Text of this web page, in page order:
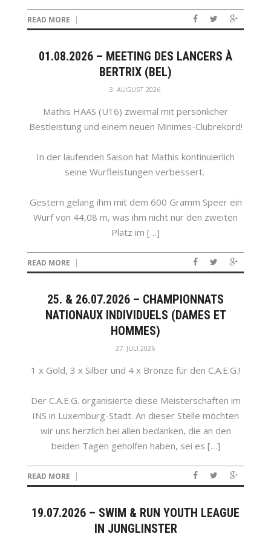
READ MORE
01.08.2026 – MEETING DES LANCERS À
BERTRIX (BEL)
3. AUGUST 2026
Mathis HAAS (U16) zweimal mit persönlicher
Bestleistung und einem neuen Minimes-Clubrekord!
In der laufenden Saison hat Mathis kontinuierlich
seine Wurfleistungen verbessert.
Gestern gelang ihm mit dem 600 Gramm Speer ein
Wurf von 44,08 m, was ihm nicht nur den zweiten
Platz im […]
READ MORE
25. & 26.07.2026 – CHAMPIONNATS
NATIONAUX INDIVIDUELS (DAMES ET
HOMMES)
27. JULI 2026
1 x Gold, 3 x Silber und 4 x Bronze für den C.A.E.G.!
Der C.A.E.G. organisierte diese Meisterschaften im
INS in Luxemburg-Stadt. An dieser Stelle möchten
wir uns herzlich bei allen bedanken, die an den
beiden Tagen geholfen haben, sei es […]
READ MORE
19.07.2026 – SWIM & RUN YOUTH LEAGUE
IN JUNGLINSTER